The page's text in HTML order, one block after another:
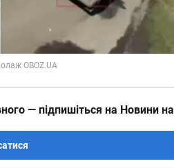
— підпишіться на Новини на